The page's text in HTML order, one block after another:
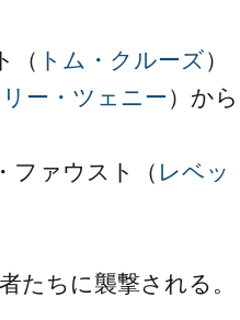
（ トム・クルーズ）
ー・ツェニー）から
ファウスト（ レベッ
たちに襲撃される。